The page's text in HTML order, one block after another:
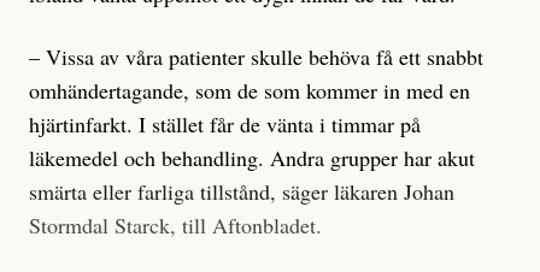
– Vissa av våra patienter skulle behöva få ett snabbt
omhändertagande, som de som kommer in med en
hjärtinfarkt. I stället får de vänta i timmar på
läkemedel och behandling. Andra grupper har akut
smärta eller farliga tillstånd, säger läkaren Johan
Stormdal Starck, till Aftonbladet.